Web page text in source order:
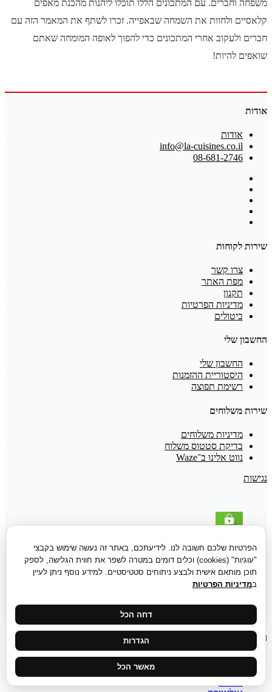
משפחה וחברים. עם המתכונים הללו תוכלו ליהנות מהכנת מאפים
קלאסיים ולחוות את השמחה שבאפייה. זכרו לשתף את המאמר הזה עם
חברים ולעקוב אחרי המתכונים כדי להפוך לאופה המומחה שאתם
שואפים להיות!
אודות
אודות
info@la-cuisines.co.il
08-681-2746
שירות לקוחות
צרו קשר
מפת האתר
תקנון
מדיניות הפרטיות
ביטולים
החשבון שלי
החשבון שלי
היסטוריית ההזמנות
רשימת תפוצה
שירות משלוחים
מדיניות משלוחים
בדיקת סטטוס משלוח
נווט אלינו ב־Waze
נגישות
הפרטיות שלכם חשובה לנו. לידיעתכם, באתר זה נעשה שימוש בקבצי
"עוגיות" (cookies) וכלים דומים במטרה לשפר את חווית הגלישה, לספק
תוכן מותאם אישית ולבצע ניתוחים סטטיסטיים. למידע נוסף ניתן לעיין
במדיניות הפרטיות
דחה הכל
הגדרות
מאשר הכל
הגדרות עוגיות